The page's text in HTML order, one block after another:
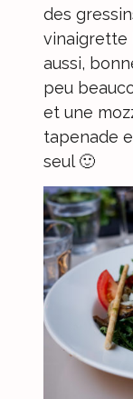
des
vinaigrette
aussi,
peu
et une
tapenade
seul 🙂